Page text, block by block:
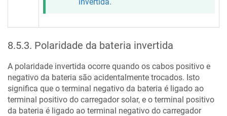
8.5.3. Polaridade da bateria invertida
A polaridade invertida ocorre quando os cabos positivo e
negativo da bateria são acidentalmente trocados. Isto
significa que o terminal negativo da bateria é ligado ao
terminal positivo do carregador solar, e o terminal positivo
da bateria é ligado ao terminal negativo do carregador